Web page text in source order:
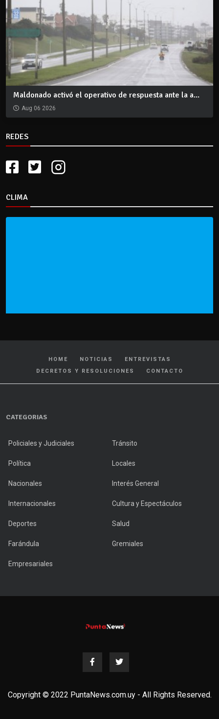
Maldonado activó el operativo de respuesta ante la a...
Aug 06 2026
REDES
CLIMA
HOME NOTICIAS
ENTREVISTAS
DECRETOS Y RESOLUCIONES
CONTACTO
CATEGORIAS
Policiales y Judiciales Tránsito
Política Locales
Nacionales Interés General
Internacionales Cultura y Espectáculos
Deportes Salud
Farándula Gremiales
Empresariales
Copyright © 2022 PuntaNews.com.uy - All Rights Reserved.